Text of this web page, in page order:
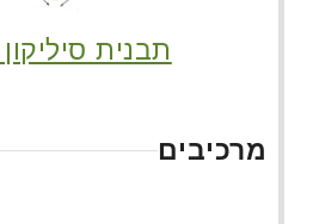
תבנית
מרכיבים